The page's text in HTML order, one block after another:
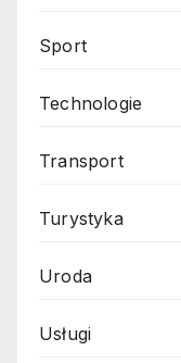
Sport
Technologie
Transport
Turystyka
Uroda
Usługi